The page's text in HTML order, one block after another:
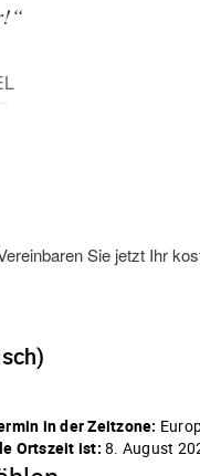
Sie jetzt Ihr